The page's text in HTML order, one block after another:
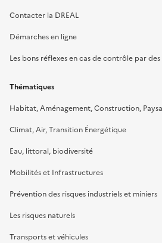
Contacter la DREAL
Démarches en ligne
Les bons réflexes en cas de contrôle par des
Thématiques
Habitat, Aménagement, Construction,
Climat, Air, Transition Énergétique
Eau, littoral, biodiversité
Mobilités et Infrastructures
Prévention des risques industriels et miniers
Les risques naturels
Transports et véhicules